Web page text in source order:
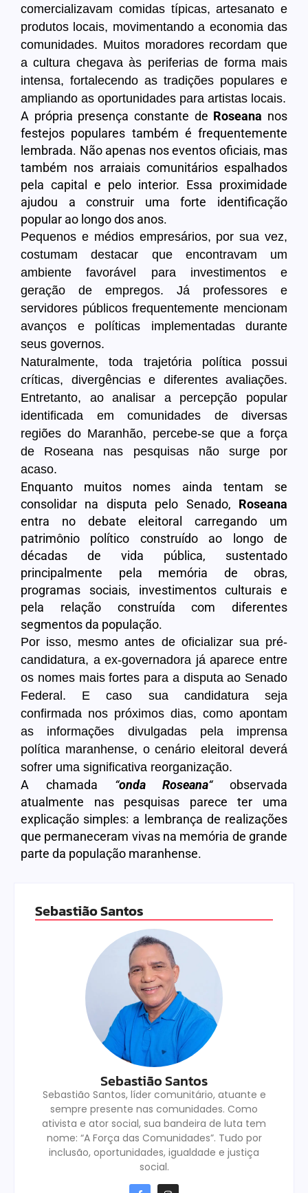
comercializavam comidas típicas, artesanato e
produtos locais, movimentando a economia das
comunidades. Muitos moradores recordam que
a cultura chegava às periferias de forma mais
intensa, fortalecendo as tradições populares e
ampliando as oportunidades para artistas locais.
A própria presença constante de Roseana nos
festejos populares também é frequentemente
lembrada. Não apenas nos eventos oficiais, mas
também nos arraiais comunitários espalhados
pela capital e pelo interior. Essa proximidade
ajudou a construir uma forte identificação
popular ao longo dos anos.
Pequenos e médios empresários, por sua vez,
costumam destacar que encontravam um
ambiente favorável para investimentos e
geração de empregos. Já professores e
servidores públicos frequentemente mencionam
avanços e políticas implementadas durante
seus governos.
Naturalmente, toda trajetória política possui
críticas, divergências e diferentes avaliações.
Entretanto, ao analisar a percepção popular
identificada em comunidades de diversas
regiões do Maranhão, percebe-se que a força
de Roseana nas pesquisas não surge por
acaso.
Enquanto muitos nomes ainda tentam se
consolidar na disputa pelo Senado, Roseana
entra no debate eleitoral carregando um
patrimônio político construído ao longo de
décadas de vida pública, sustentado
principalmente pela memória de obras,
programas sociais, investimentos culturais e
pela relação construída com diferentes
segmentos da população.
Por isso, mesmo antes de oficializar sua pré-
candidatura, a ex-governadora já aparece entre
os nomes mais fortes para a disputa ao Senado
Federal. E caso sua candidatura seja
confirmada nos próximos dias, como apontam
as informações divulgadas pela imprensa
política maranhense, o cenário eleitoral deverá
sofrer uma significativa reorganização.
A chamada “onda Roseana“observada
atualmente nas pesquisas parece ter uma
explicação simples: a lembrança de realizações
que permaneceram vivas na memória de grande
parte da população maranhense.
Sebastião Santos
Sebastião Santos
Sebastião Santos, líder comunitário, atuante e
sempre presente nas comunidades. Como
ativista e ator social, sua bandeira de luta tem
nome: “A Força das Comunidades”. Tudo por
inclusão, oportunidades, igualdade e justiça
social.